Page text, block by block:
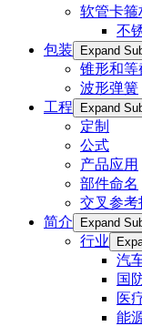
软管卡箍
不
包装
Expand
锥形和等
波形弹簧
工程
Expand
定制
公式
产品应用
部件命名
交叉参考
简介
Expand
行业
汽
国
医
能